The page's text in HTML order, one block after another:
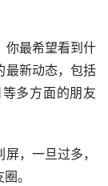
你最希望看到什
最新动态，包括
多方面的朋友
，一旦过多，
。